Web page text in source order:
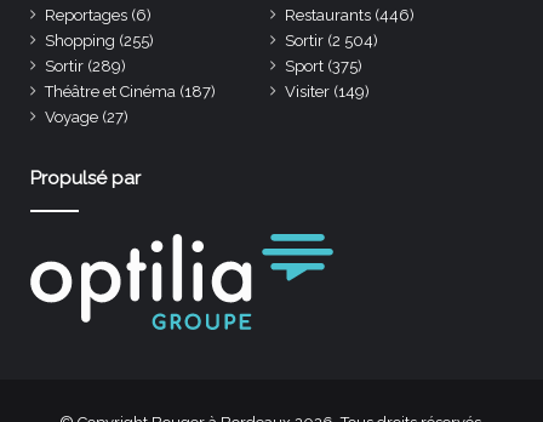
Reportages (6) Restaurants (446)
Shopping (255) Sortir (2 504)
Sortir (289) Sport (375)
Théâtre et Cinéma (187) Visiter (149)
Voyage (27)
Propulsé par